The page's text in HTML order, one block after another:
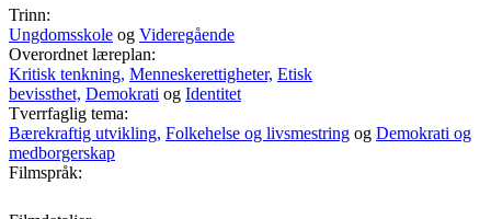
Trinn:
Ungdomsskole og Videregående
Overordnet læreplan:
Kritisk tenkning, Menneskerettigheter, Etisk
bevissthet, Demokrati og Identitet
Tverrfaglig tema:
Bærekraftig utvikling, Folkehelse og livsmestring og Demokrati og
medborgerskap
Filmspråk: